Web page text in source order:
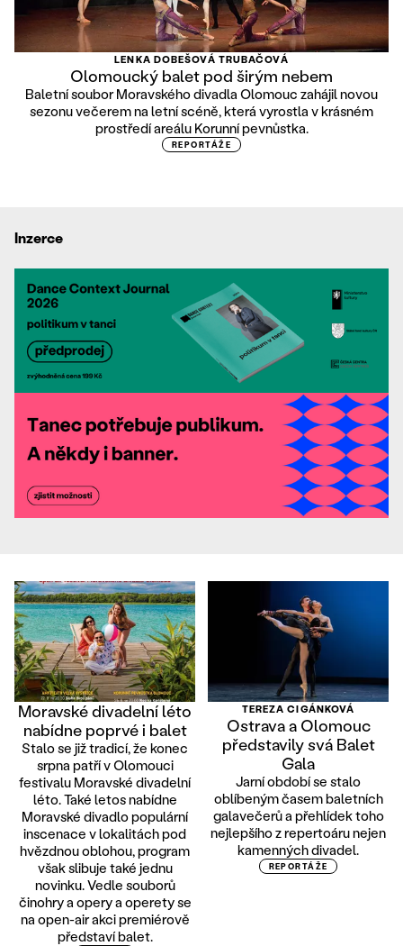
LENKA DOBEŠOVÁ TRUBAČOVÁ
Olomoucký balet pod širým nebem
Baletní soubor Moravského divadla Olomouc zahájil novou
sezonu večerem na letní scéně, která vyrostla v krásném
prostředí areálu Korunní pevnůstka.
REPORTÁŽE
Inzerce
Moravské divadelní léto
nabídne poprvé i balet
Stalo se již tradicí, že konec
srpna patří v Olomouci
festivalu Moravské divadelní
léto. Také letos nabídne
Moravské divadlo populární
inscenace v lokalitách pod
hvězdnou oblohou, program
však slibuje také jednu
novinku. Vedle souborů
činohry a opery a operety se
na open-air akci premiérově
představí balet.
TEREZA CIGÁNKOVÁ
Ostrava a Olomouc
představily svá Balet
Gala
Jarní období se stalo
oblíbeným časem baletních
galavečerů a přehlídek toho
nejlepšího z repertoáru nejen
kamenných divadel.
REPORTÁŽE